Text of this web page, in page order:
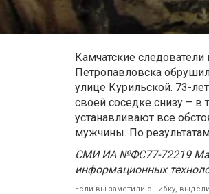
Камчатские
Петропавловска
улице Курильской. 73-
своей соседке снизу – в
устанавливают все
мужчины. По
СМИ ИА №ФС77-72219
информационных
Если вы заметили ошибку,